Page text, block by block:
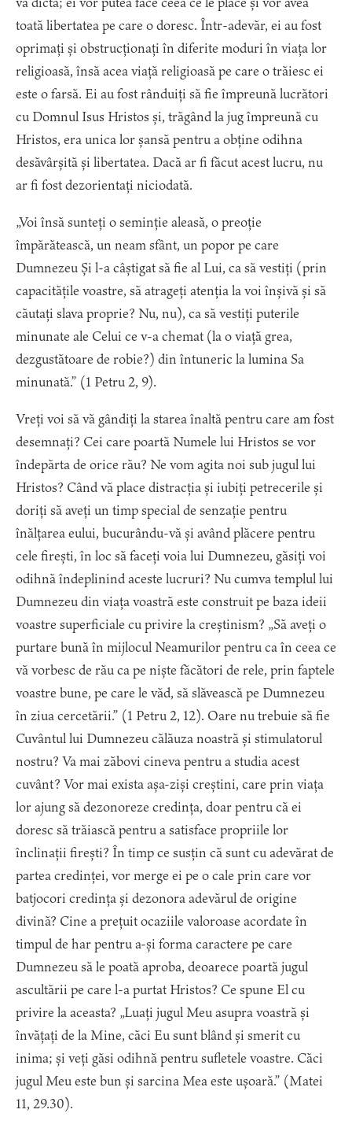
toată libertatea pe care o doresc. Într-adevăr, ei au fost
oprimați și obstrucționați în diferite moduri în viața lor
religioasă, însă acea viață religioasă pe care o trăiesc ei
este o farsă. Ei au fost rânduiți să fie împreună lucrători
cu Domnul Isus Hristos și, trăgând la jug împreună cu
Hristos, era unica lor șansă pentru a obține odihna
desăvârșită și libertatea. Dacă ar fi făcut acest lucru, nu
ar fi fost dezorientați niciodată.
„Voi însă sunteți o seminție aleasă, o preoție
împărătească, un neam sfânt, un popor pe care
Dumnezeu Și l-a câștigat să fie al Lui, ca să vestiți (prin
capacitățile voastre, să atrageți atenția la voi înșivă și să
căutați slava proprie? Nu, nu), ca să vestiți puterile
minunate ale Celui ce v-a chemat (la o viață grea,
dezgustătoare de robie?) din întuneric la lumina Sa
minunată.” (1 Petru 2, 9).
Vreți voi să vă gândiți la starea înaltă pentru care am fost
desemnați? Cei care poartă Numele lui Hristos se vor
îndepărta de orice rău? Ne vom agita noi sub jugul lui
Hristos? Când vă place distracția și iubiți petrecerile și
doriți să aveți un timp special de senzație pentru
înălțarea eului, bucurându-vă și având plăcere pentru
cele firești, în loc să faceți voia lui Dumnezeu, găsiți voi
odihnă îndeplinind aceste lucruri? Nu cumva templul lui
Dumnezeu din viața voastră este construit pe baza ideii
voastre superficiale cu privire la creștinism? „Să aveți o
purtare bună în mijlocul Neamurilor pentru ca în ceea ce
vă vorbesc de rău ca pe niște făcători de rele, prin faptele
voastre bune, pe care le văd, să slăvească pe Dumnezeu
în ziua cercetării.” (1 Petru 2, 12). Oare nu trebuie să fie
Cuvântul lui Dumnezeu călăuza noastră și stimulatorul
nostru? Va mai zăbovi cineva pentru a studia acest
cuvânt? Vor mai exista așa-ziși creștini, care prin viața
lor ajung să dezonoreze credința, doar pentru că ei
doresc să trăiască pentru a satisface propriile lor
înclinații firești? În timp ce susțin că sunt cu adevărat de
partea credinței, vor merge ei pe o cale prin care vor
batjocori credința și dezonora adevărul de origine
divină? Cine a prețuit ocaziile valoroase acordate în
timpul de har pentru a-și forma caractere pe care
Dumnezeu să le poată aproba, deoarece poartă jugul
ascultării pe care l-a purtat Hristos? Ce spune El cu
privire la aceasta? „Luați jugul Meu asupra voastră și
învățați de la Mine, căci Eu sunt blând și smerit cu
inima; și veți găsi odihnă pentru sufletele voastre. Căci
jugul Meu este bun și sarcina Mea este ușoară.” (Matei
11, 29.30).